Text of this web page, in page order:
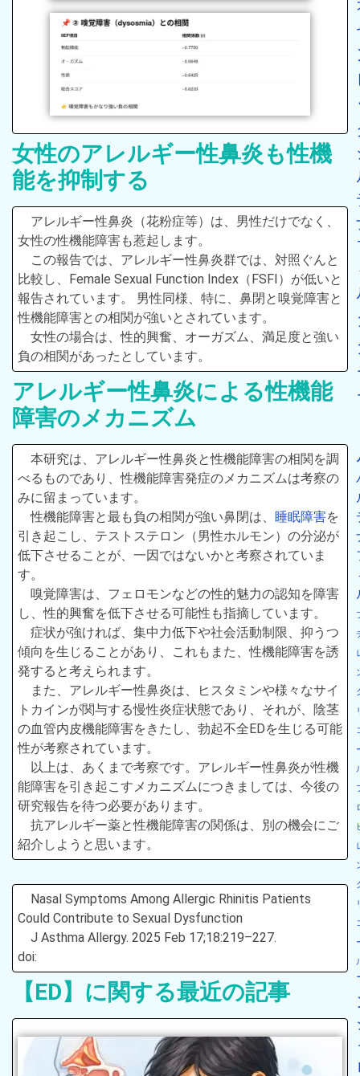
女性のアレルギー性鼻炎も性機
能を抑制する
アレルギー性鼻炎（花粉症等）は、男性だけでなく、
女性の性機能障害も惹起します。
この報告では、アレルギー性鼻炎群では、対照ぐんと
比較し、Female Sexual Function Index（FSFI）が低いと
報告されています。 男性同様、特に、鼻閉と嗅覚障害と
性機能障害との相関が強いとされています。
女性の場合は、性的興奮、オーガズム、満足度と強い
負の相関があったとしています。
アレルギー性鼻炎による性機能
障害のメカニズム
本研究は、アレルギー性鼻炎と性機能障害の相関を調
べるものであり、性機能障害発症のメカニズムは考察の
みに留まっています。
性機能障害と最も負の相関が強い鼻閉は、 睡眠障害を
引き起こし、テストステロン（男性ホルモン）の分泌が
低下させることが、一因ではないかと考察されていま
す。
嗅覚障害は、フェロモンなどの性的魅力の認知を障害
し、性的興奮を低下させる可能性も指摘しています。
症状が強ければ、集中力低下や社会活動制限、抑うつ
傾向を生じることがあり、これもまた、性機能障害を誘
発すると考えられます。
また、アレルギー性鼻炎は、ヒスタミンや様々なサイ
トカインが関与する慢性炎症状態であり、それが、陰茎
の血管内皮機能障害をきたし、勃起不全EDを生じる可能
性が考察されています。
以上は、あくまで考察です。アレルギー性鼻炎が性機
能障害を引き起こすメカニズムにつきましては、今後の
研究報告を待つ必要があります。
抗アレルギー薬と性機能障害の関係は、別の機会にご
紹介しようと思います。
Nasal Symptoms Among Allergic Rhinitis Patients
Could Contribute to Sexual Dysfunction
J Asthma Allergy. 2025 Feb 17;18:219–227.
doi:
【ED】に関する最近の記事